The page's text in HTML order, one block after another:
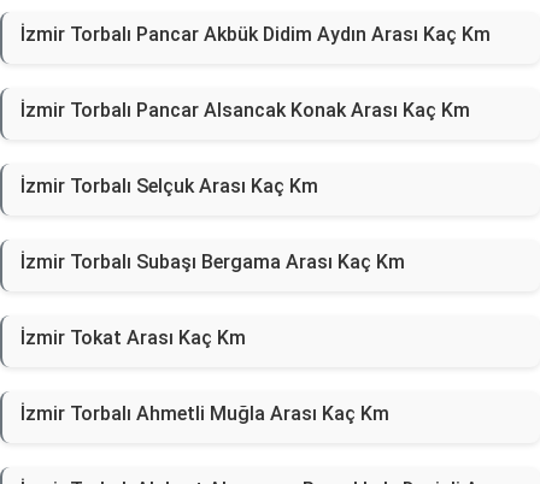
İzmir Torbalı Pancar Akbük Didim Aydın Arası Kaç Km
İzmir Torbalı Pancar Alsancak Konak Arası Kaç Km
İzmir Torbalı Selçuk Arası Kaç Km
İzmir Torbalı Subaşı Bergama Arası Kaç Km
İzmir Tokat Arası Kaç Km
İzmir Torbalı Ahmetli Muğla Arası Kaç Km